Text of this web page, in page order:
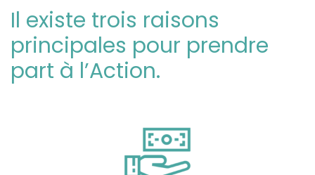
Il existe trois raisons
principales pour prendre
part à l’Action.